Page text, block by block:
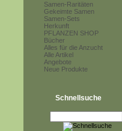
Samen-Raritäten
Gekeimte Samen
Samen-Sets
Herkunft
PFLANZEN SHOP
Bücher
Alles für die Anzucht
Alle Artikel
Angebote
Neue Produkte
Schnellsuche